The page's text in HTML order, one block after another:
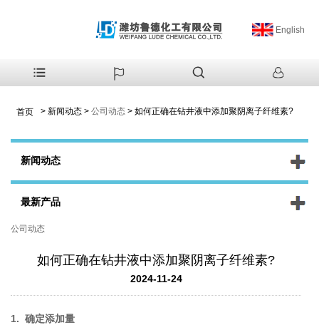
English
首页 > 新闻动态 > 公司动态 > 如何正确在钻井液中添加聚阴离子纤维素?
新闻动态
最新产品
公司动态
如何正确在钻井液中添加聚阴离子纤维素?
2024-11-24
1. 确定添加量